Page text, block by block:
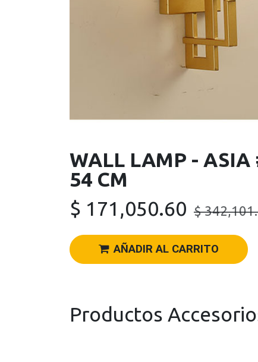
WALL LAMP - ASIA
54 CM
$ 171,050.60 $
AÑADIR AL CARRITO
Productos